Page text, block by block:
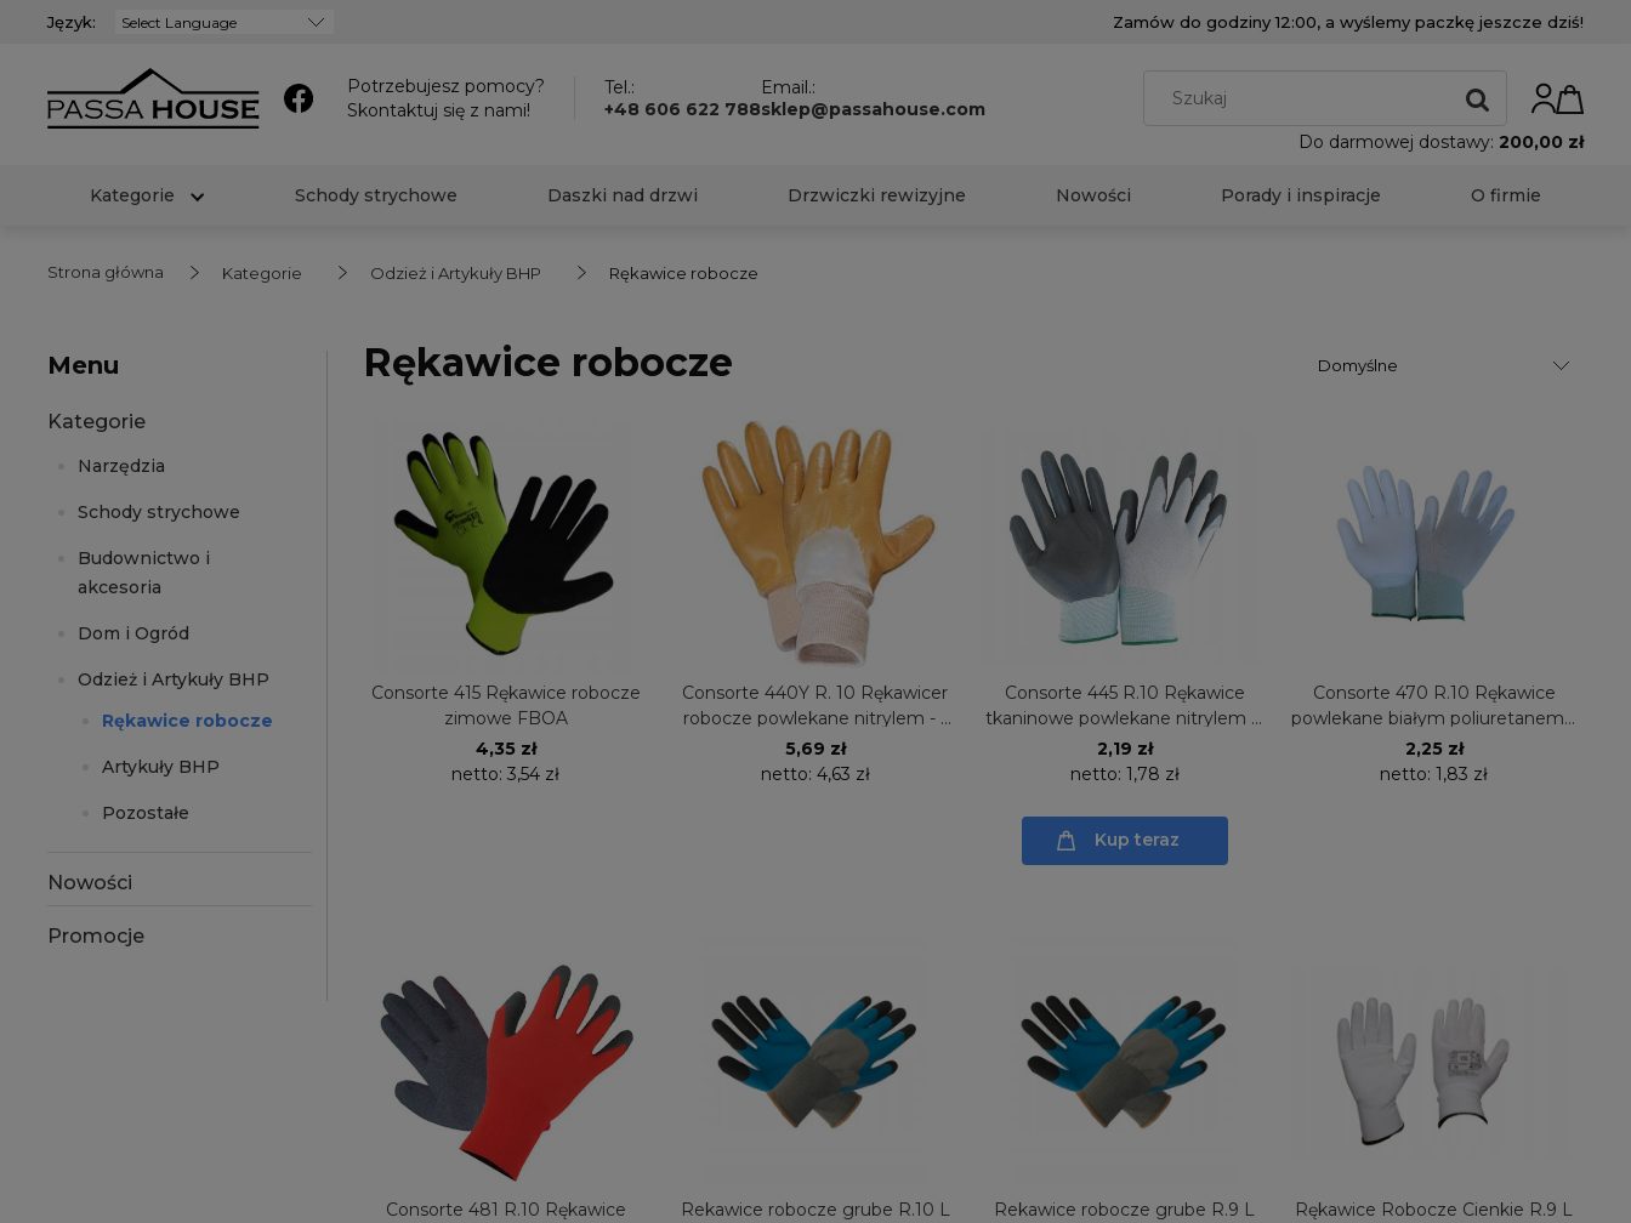
Język: Zamów do godziny 12:00, a wyślemy paczkę jeszcze dziś!
Potrzebujesz pomocy?
Skontaktuj się z nami!
Tel.:
+48 606 622 788
Email.:
sklep@passahouse.com
Do darmowej dostawy: 200,00 zł
Kategorie Schody strychowe Daszki nad drzwi Drzwiczki rewizyjne Nowości Porady i inspiracje O firmie
Strona główna Kategorie Odzież i Artykuły BHP Rękawice robocze
Menu
Kategorie
Narzędzia
Schody strychowe
Budownictwo i
akcesoria
Dom i Ogród
Odzież i Artykuły BHP
Rękawice robocze
Artykuły BHP
Pozostałe
Nowości
Promocje
Rękawice robocze
Consorte 415 Rękawice robocze
zimowe FBOA
4,35 zł
netto: 3,54 zł
Consorte 440Y R. 10 Rękawicer
robocze powlekane nitrylem - 1
PARA
5,69 zł
netto: 4,63 zł
Consorte 445 R.10 Rękawice
tkaninowe powlekane nitrylem -1
para
2,19 zł
netto: 1,78 zł
Kup teraz
Consorte 470 R.10 Rękawice
powlekane białym poliuretanem 1
para
2,25 zł
netto: 1,83 zł
Consorte 481 R.10 Rękawice
Rekawice robocze grube R.10 L
Rekawice robocze grube R.9 L
Rękawice Robocze Cienkie R.9 L